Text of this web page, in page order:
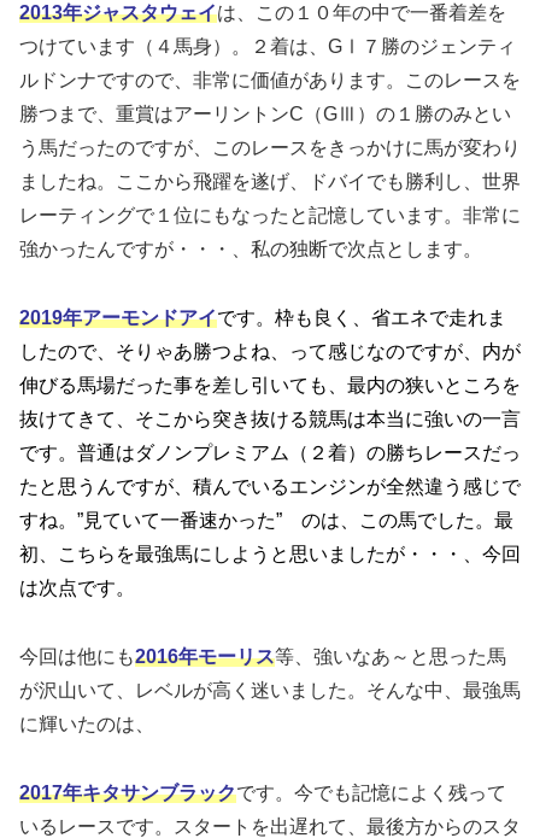
2013年ジャスタウェイは、この１０年の中で一番着差を
つけています（４馬身）。２着は、GⅠ７勝のジェンティ
ルドンナですので、非常に価値があります。このレースを
勝つまで、重賞はアーリントンC（GⅢ）の１勝のみとい
う馬だったのですが、このレースをきっかけに馬が変わり
ましたね。ここから飛躍を遂げ、ドバイでも勝利し、世界
レーティングで１位にもなったと記憶しています。非常に
強かったんですが・・・、私の独断で次点とします。
2019年アーモンドアイです。枠も良く、省エネで走れま
したので、そりゃあ勝つよね、って感じなのですが、内が
伸びる馬場だった事を差し引いても、最内の狭いところを
抜けてきて、そこから突き抜ける競馬は本当に強いの一言
です。普通はダノンプレミアム（２着）の勝ちレースだっ
たと思うんですが、積んでいるエンジンが全然違う感じで
すね。”見ていて一番速かった” のは、この馬でした。最
初、こちらを最強馬にしようと思いましたが・・・、今回
は次点です。
今回は他にも2016年モーリス等、強いなあ～と思った馬
が沢山いて、レベルが高く迷いました。そんな中、最強馬
に輝いたのは、
2017年キタサンブラックです。今でも記憶によく残って
いるレースです。スタートを出遅れて、最後方からのスタ